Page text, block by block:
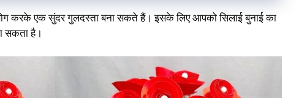
करके एक सुंदर गुलदस्ता बना सकते हैं। इसके लिए आपको सिलाई बुनाई का
सकता है।